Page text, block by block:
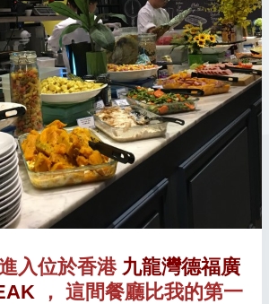
入位於香港 九龍灣德福廣
， 這間餐廳比我的第一